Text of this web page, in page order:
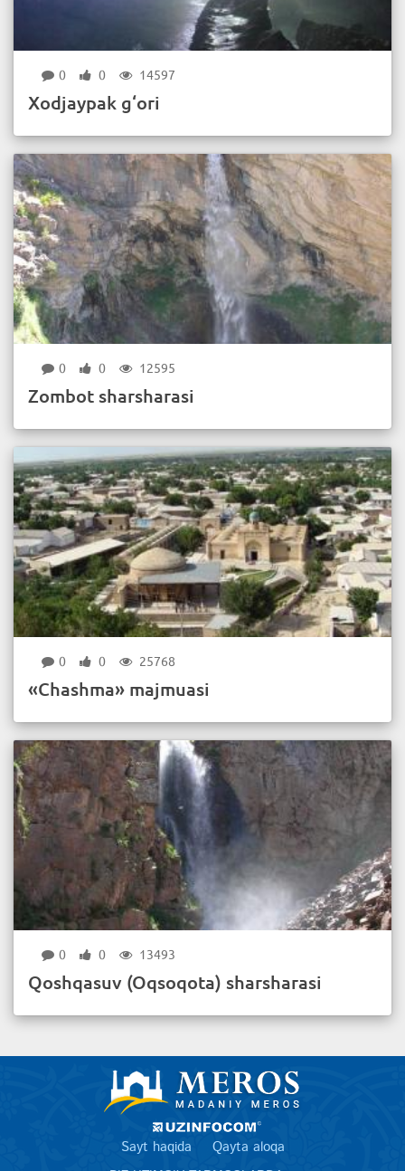
0 0 14597
Xodjaypak g‘ori
0 0 12595
Zombot sharsharasi
0 0 25768
«Chashma» majmuasi
0 0 13493
Qoshqasuv (Oqsoqota) sharsharasi
Sayt haqida Qayta aloqa